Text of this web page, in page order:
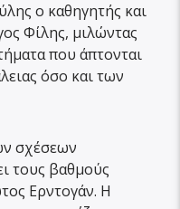
ο καθηγητής και
Φίλης, μιλώντας
που άπτονται
όσο και των
σχέσεων
τους βαθμούς
Ερντογάν. Η